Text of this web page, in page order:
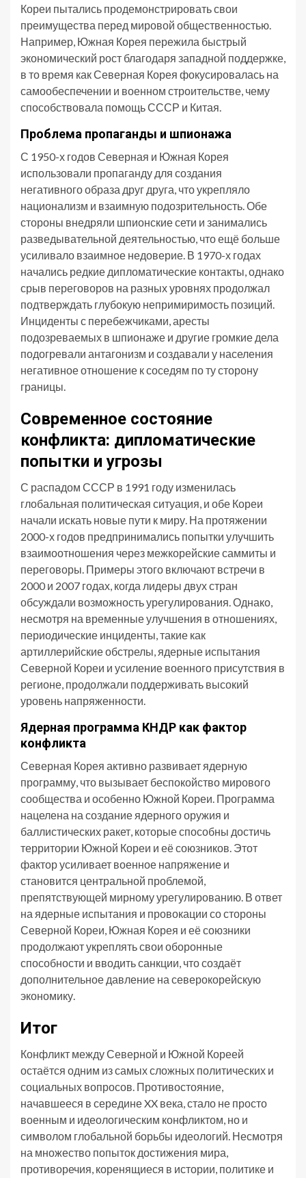
Кореи пытались продемонстрировать свои
преимущества перед мировой общественностью.
Например, Южная Корея пережила быстрый
экономический рост благодаря западной поддержке,
в то время как Северная Корея фокусировалась на
самообеспечении и военном строительстве, чему
способствовала помощь СССР и Китая.
Проблема пропаганды и шпионажа
С 1950-х годов Северная и Южная Корея
использовали пропаганду для создания
негативного образа друг друга, что укрепляло
национализм и взаимную подозрительность. Обе
стороны внедряли шпионские сети и занимались
разведывательной деятельностью, что ещё больше
усиливало взаимное недоверие. В 1970-х годах
начались редкие дипломатические контакты, однако
срыв переговоров на разных уровнях продолжал
подтверждать глубокую непримиримость позиций.
Инциденты с перебежчиками, аресты
подозреваемых в шпионаже и другие громкие дела
подогревали антагонизм и создавали у населения
негативное отношение к соседям по ту сторону
границы.
Современное состояние
конфликта: дипломатические
попытки и угрозы
С распадом СССР в 1991 году изменилась
глобальная политическая ситуация, и обе Кореи
начали искать новые пути к миру. На протяжении
2000-х годов предпринимались попытки улучшить
взаимоотношения через межкорейские саммиты и
переговоры. Примеры этого включают встречи в
2000 и 2007 годах, когда лидеры двух стран
обсуждали возможность урегулирования. Однако,
несмотря на временные улучшения в отношениях,
периодические инциденты, такие как
артиллерийские обстрелы, ядерные испытания
Северной Кореи и усиление военного присутствия в
регионе, продолжали поддерживать высокий
уровень напряженности.
Ядерная программа КНДР как фактор
конфликта
Северная Корея активно развивает ядерную
программу, что вызывает беспокойство мирового
сообщества и особенно Южной Кореи. Программа
нацелена на создание ядерного оружия и
баллистических ракет, которые способны достичь
территории Южной Кореи и её союзников. Этот
фактор усиливает военное напряжение и
становится центральной проблемой,
препятствующей мирному урегулированию. В ответ
на ядерные испытания и провокации со стороны
Северной Кореи, Южная Корея и её союзники
продолжают укреплять свои оборонные
способности и вводить санкции, что создаёт
дополнительное давление на северокорейскую
экономику.
Итог
Конфликт между Северной и Южной Кореей
остаётся одним из самых сложных политических и
социальных вопросов. Противостояние,
начавшееся в середине XX века, стало не просто
военным и идеологическим конфликтом, но и
символом глобальной борьбы идеологий. Несмотря
на множество попыток достижения мира,
противоречия, коренящиеся в истории, политике и